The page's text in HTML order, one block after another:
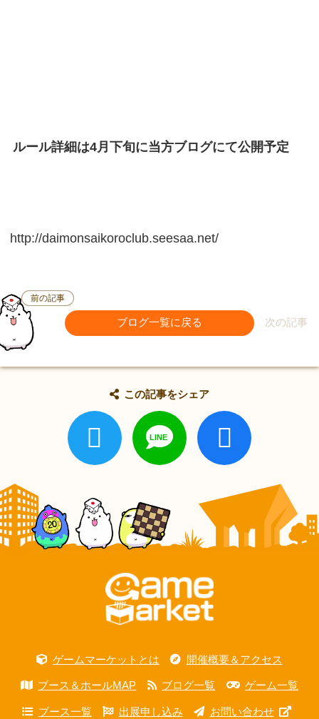
ルール詳細は4月下旬に当方ブログにて公開予定
http://daimonsaikoroclub.seesaa.net/
前の記事
ブログ一覧に戻る 次の記事
この記事をシェア
ゲームマーケットとは 開催概要＆アクセス
ブース＆ホールMAP ブログ一覧 ゲーム一覧
ブース一覧 出展申し込み お問い合わせ